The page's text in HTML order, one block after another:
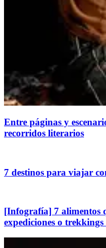
Entre páginas y
recorridos literarios
7 destinos para viajar
[Infografía] 7 alimentos
expediciones o trekkings